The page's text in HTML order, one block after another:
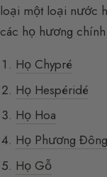
loại một loại nước
các họ hương
Họ Chypré
Họ Hespéridé
Họ Hoa
Họ Phương Đông
Họ Gỗ